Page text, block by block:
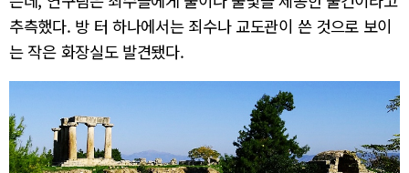
추측했다. 방 터 하나에서는 죄수나 교도관이 쓴 것으로 보이
는 작은 화장실도 발견됐다.